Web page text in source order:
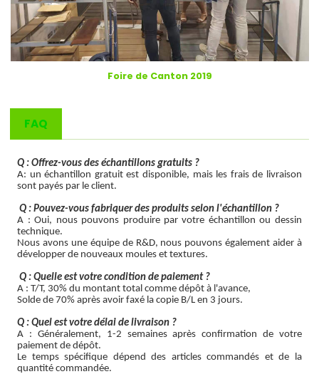
Foire de Canton 2019
FAQ
Q : Offrez-vous des échantillons gratuits ?
A: un échantillon gratuit est disponible, mais les frais de livraison
sont payés par le client.
Q : Pouvez-vous fabriquer des produits selon l'échantillon ?
A : Oui, nous pouvons produire par votre échantillon ou dessin
technique.
Nous avons une équipe de R&D, nous pouvons également aider à
développer de nouveaux moules et textures.
Q : Quelle est votre condition de paiement ?
A : T/T, 30% du montant total comme dépôt à l'avance,
Solde de 70% après avoir faxé la copie B/L en 3 jours.
Q : Quel est votre délai de livraison ?
A : Généralement, 1-2 semaines après confirmation de votre
paiement de dépôt.
Le temps spécifique dépend des articles commandés et de la
quantité commandée.